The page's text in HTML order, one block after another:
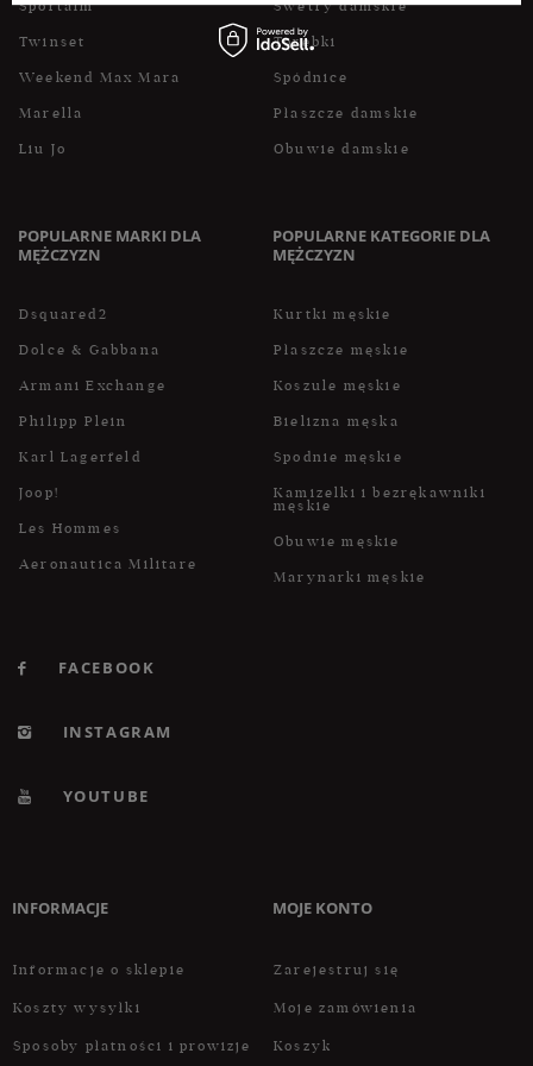
Sportalm
Twinset
Weekend Max Mara
Marella
Liu Jo
Swetry damskie
Torebki
Spódnice
Płaszcze damskie
Obuwie damskie
POPULARNE MARKI DLA
MĘŻCZYZN
Dsquared2
Dolce & Gabbana
Armani Exchange
Philipp Plein
Karl Lagerfeld
Joop!
Les Hommes
Aeronautica Militare
POPULARNE KATEGORIE DLA
MĘŻCZYZN
Kurtki męskie
Płaszcze męskie
Koszule męskie
Bielizna męska
Spodnie męskie
Kamizelki i bezrękawniki
męskie
Obuwie męskie
Marynarki męskie
FACEBOOK
INSTAGRAM
YOUTUBE
INFORMACJE
Informacje o sklepie
Koszty wysyłki
Sposoby płatności i prowizje
MOJE KONTO
Zarejestruj się
Moje zamówienia
Koszyk